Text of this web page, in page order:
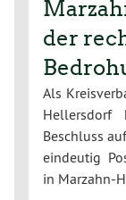
der
Als
Beschluss
eindeutig
in Marzahn-